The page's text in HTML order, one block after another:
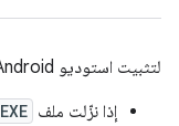
لتثبيت استوديو Android على جهاز Windows، اتّبِع الخطوات التالية:
إذا نزّلت ملف EXE